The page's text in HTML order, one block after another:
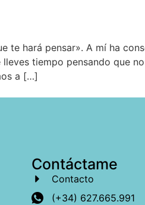
te hará pensar». A mí ha
tiempo pensando que
a […]
Contáctame
Contacto
(+34) 627.665.991